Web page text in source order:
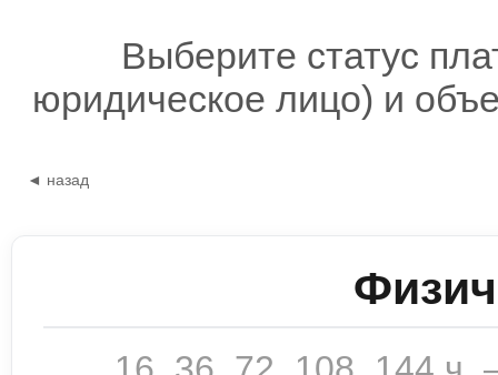
Выберите статус
юридическое лицо) и
◄ назад